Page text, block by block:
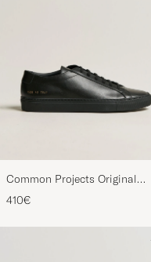
Common Projects Original
Achilles Sneaker Black
410€